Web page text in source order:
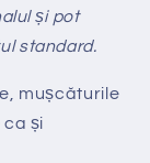
și pot
standard.
mușcăturile
ca și